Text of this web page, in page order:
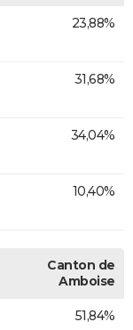
23,88%
31,68%
34,04%
10,40%
Canton de
Amboise
51,84%